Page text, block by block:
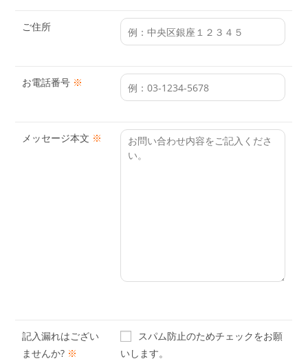
ご住所
お電話番号 ※
メッセージ本文 ※
記入漏れはござい
ませんか? ※
スパム防止のためチェックをお願
いします。